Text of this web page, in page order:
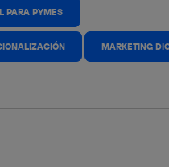
PARA PYMES
MARKETING